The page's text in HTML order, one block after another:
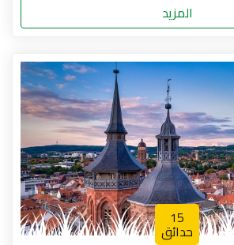
المزيد
15
حدائق